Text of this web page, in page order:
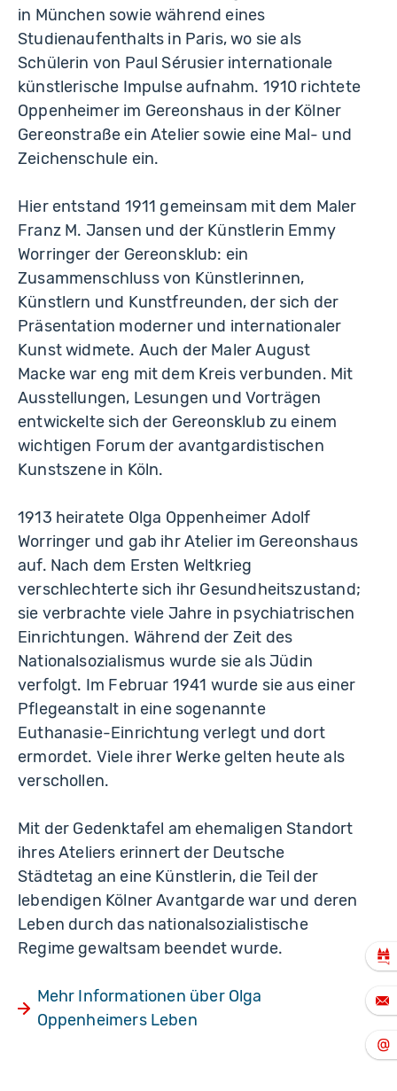
in München sowie während eines
Studienaufenthalts in Paris, wo sie als
Schülerin von Paul Sérusier internationale
künstlerische Impulse aufnahm. 1910 richtete
Oppenheimer im Gereonshaus in der Kölner
Gereonstraße ein Atelier sowie eine Mal- und
Zeichenschule ein.
Hier entstand 1911 gemeinsam mit dem Maler
Franz M. Jansen und der Künstlerin Emmy
Worringer der Gereonsklub: ein
Zusammenschluss von Künstlerinnen,
Künstlern und Kunstfreunden, der sich der
Präsentation moderner und internationaler
Kunst widmete. Auch der Maler August
Macke war eng mit dem Kreis verbunden. Mit
Ausstellungen, Lesungen und Vorträgen
entwickelte sich der Gereonsklub zu einem
wichtigen Forum der avantgardistischen
Kunstszene in Köln.
1913 heiratete Olga Oppenheimer Adolf
Worringer und gab ihr Atelier im Gereonshaus
auf. Nach dem Ersten Weltkrieg
verschlechterte sich ihr Gesundheitszustand;
sie verbrachte viele Jahre in psychiatrischen
Einrichtungen. Während der Zeit des
Nationalsozialismus wurde sie als Jüdin
verfolgt. Im Februar 1941 wurde sie aus einer
Pflegeanstalt in eine sogenannte
Euthanasie-Einrichtung verlegt und dort
ermordet. Viele ihrer Werke gelten heute als
verschollen.
Mit der Gedenktafel am ehemaligen Standort
ihres Ateliers erinnert der Deutsche
Städtetag an eine Künstlerin, die Teil der
lebendigen Kölner Avantgarde war und deren
Leben durch das nationalsozialistische
Regime gewaltsam beendet wurde.
Mehr Informationen über Olga
Oppenheimers Leben